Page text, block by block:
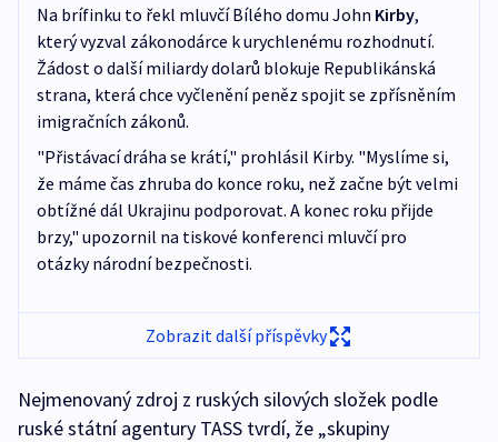
Na brífinku to řekl mluvčí Bílého domu John Kirby,
který vyzval zákonodárce k urychlenému rozhodnutí.
Žádost o další miliardy dolarů blokuje Republikánská
strana, která chce vyčlenění peněz spojit se zpřísněním
imigračních zákonů.
"Přistávací dráha se krátí," prohlásil Kirby. "Myslíme si,
že máme čas zhruba do konce roku, než začne být velmi
obtížné dál Ukrajinu podporovat. A konec roku přijde
brzy," upozornil na tiskové konferenci mluvčí pro
otázky národní bezpečnosti.
Zobrazit další příspěvky
Nejmenovaný zdroj z ruských silových složek podle
ruské státní agentury TASS tvrdí, že „skupiny